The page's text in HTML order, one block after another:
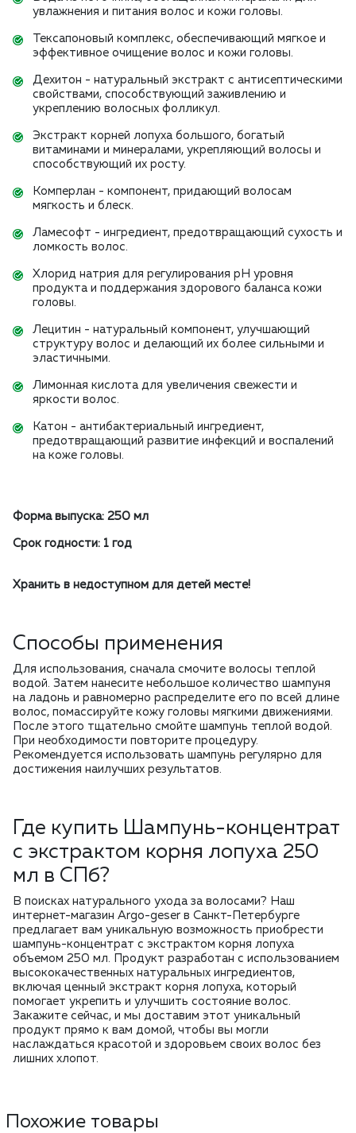
увлажнения и питания волос и кожи головы.
Тексапоновый комплекс, обеспечивающий мягкое и
эффективное очищение волос и кожи головы.
Дехитон - натуральный экстракт с антисептическими
свойствами, способствующий заживлению и
укреплению волосных фолликул.
Экстракт корней лопуха большого, богатый
витаминами и минералами, укрепляющий волосы и
способствующий их росту.
Комперлан - компонент, придающий волосам
мягкость и блеск.
Ламесофт - ингредиент, предотвращающий сухость и
ломкость волос.
Хлорид натрия для регулирования pH уровня
продукта и поддержания здорового баланса кожи
головы.
Лецитин - натуральный компонент, улучшающий
структуру волос и делающий их более сильными и
эластичными.
Лимонная кислота для увеличения свежести и
яркости волос.
Катон - антибактериальный ингредиент,
предотвращающий развитие инфекций и воспалений
на коже головы.
Форма выпуска: 250 мл
Срок годности: 1 год
Хранить в недоступном для детей месте!
Способы применения
Для использования, сначала смочите волосы теплой
водой. Затем нанесите небольшое количество шампуня
на ладонь и равномерно распределите его по всей длине
волос, помассируйте кожу головы мягкими движениями.
После этого тщательно смойте шампунь теплой водой.
При необходимости повторите процедуру.
Рекомендуется использовать шампунь регулярно для
достижения наилучших результатов.
Где купить Шампунь-концентрат
с экстрактом корня лопуха 250
мл в СПб?
В поисках натурального ухода за волосами? Наш
интернет-магазин Argo-geser в Санкт-Петербурге
предлагает вам уникальную возможность приобрести
шампунь-концентрат с экстрактом корня лопуха
объемом 250 мл. Продукт разработан с использованием
высококачественных натуральных ингредиентов,
включая ценный экстракт корня лопуха, который
помогает укрепить и улучшить состояние волос.
Закажите сейчас, и мы доставим этот уникальный
продукт прямо к вам домой, чтобы вы могли
наслаждаться красотой и здоровьем своих волос без
лишних хлопот.
Похожие товары